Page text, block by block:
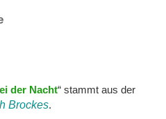
der Nacht“ stammt aus der
Brockes.